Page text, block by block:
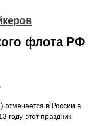
флота РФ
в России в
году этот праздник